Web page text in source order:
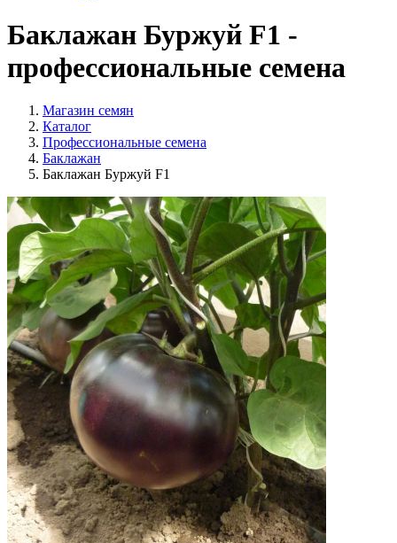
Баклажан Буржуй F1 -
профессиональные семена
Магазин семян
Каталог
Профессиональные семена
Баклажан
Баклажан Буржуй F1